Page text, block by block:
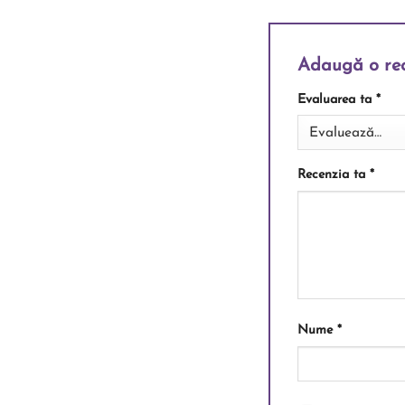
Adaugă o
Evaluarea ta *
Recenzia ta *
Nume *